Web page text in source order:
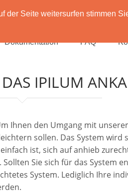
der Seite weitersurfen stimmen
Dokumentation FAQ
IPILUM
Ihnen den Umgang mit
sollen. Das System
ist, sich auf anhieb
Sie sich für das System
System. Lediglich Ihre